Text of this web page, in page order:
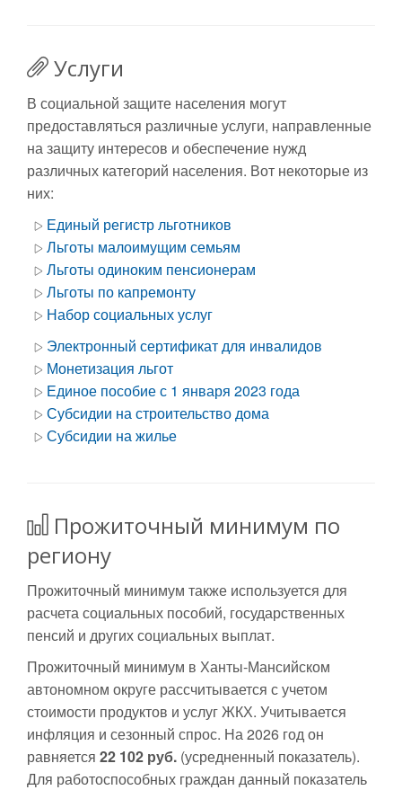
Услуги
В социальной защите населения могут
предоставляться различные услуги, направленные
на защиту интересов и обеспечение нужд
различных категорий населения. Вот некоторые из
них:
Единый регистр льготников
Льготы малоимущим семьям
Льготы одиноким пенсионерам
Льготы по капремонту
Набор социальных услуг
Электронный сертификат для инвалидов
Монетизация льгот
Единое пособие с 1 января 2023 года
Субсидии на строительство дома
Субсидии на жилье
Прожиточный минимум по
региону
Прожиточный минимум также используется для
расчета социальных пособий, государственных
пенсий и других социальных выплат.
Прожиточный минимум в Ханты-Мансийском
автономном округе рассчитывается с учетом
стоимости продуктов и услуг ЖКХ. Учитывается
инфляция и сезонный спрос. На 2026 год он
равняется 22 102 руб. (усредненный показатель).
Для работоспособных граждан данный показатель